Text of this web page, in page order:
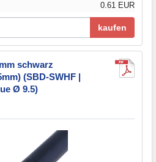
0.61 EUR
kaufen
schwarz
(SBD-SWHF |
Ø 9.5)